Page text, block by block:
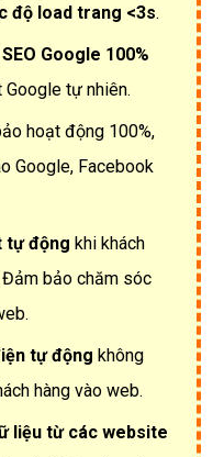
độ load trang <3s.
SEO Google 100%
tự nhiên.
hoạt động 100%,
Google, Facebook
tự động khi khách
bảo chăm sóc
tự động không
hàng vào web.
liệu từ các website